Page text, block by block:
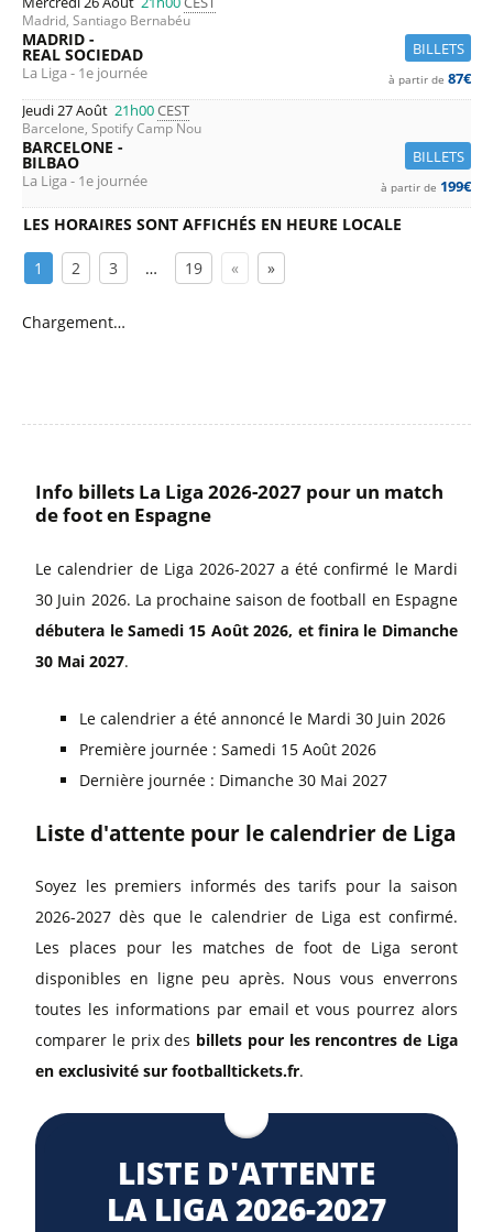
LES HORAIRES SONT AFFICHÉS EN HEURE LOCALE
Madrid, Santiago Bernabéu
BILLETS
MADRID -
REAL SOCIEDAD
La Liga - 1e journée à partir de 87€
Jeudi 27 Août 21h00CEST
Barcelone, Spotify Camp Nou
BILLETS
BARCELONE -
BILBAO
La Liga - 1e journée à partir de 199€
1 2 3 … 19 « »
Chargement…
Info billets La Liga 2026-2027 pour un match
de foot en Espagne
Le calendrier de Liga 2026-2027 a été confirmé le Mardi
30 Juin 2026. La prochaine saison de football en Espagne
débutera le Samedi 15 Août 2026, et finira le Dimanche
30 Mai 2027.
Le calendrier a été annoncé le Mardi 30 Juin 2026
Première journée : Samedi 15 Août 2026
Dernière journée : Dimanche 30 Mai 2027
Liste d'attente pour le calendrier de Liga
Soyez les premiers informés des tarifs pour la saison
2026-2027 dès que le calendrier de Liga est confirmé.
Les places pour les matches de foot de Liga seront
disponibles en ligne peu après. Nous vous enverrons
toutes les informations par email et vous pourrez alors
comparer le prix des billets pour les rencontres de Liga
en exclusivité sur footballtickets.fr.
LISTE D'ATTENTE
LA LIGA 2026-2027